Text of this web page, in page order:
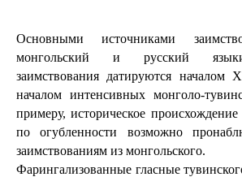
Основными источниками
монгольский и русский
заимствования датируются началом
началом интенсивных монголо-
примеру, историческое
по огубленности возможно
заимствованиям из монгольского.
Фарингализованные гласные